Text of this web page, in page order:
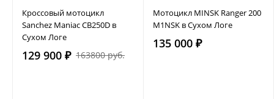
Кроссовый мотоцикл
Sanchez Maniac CB250D в
Сухом Логе
129 900 ₽ 163800 руб.
Мотоцикл MINSK Ranger 200
M1NSK в Сухом Логе
135 000 ₽